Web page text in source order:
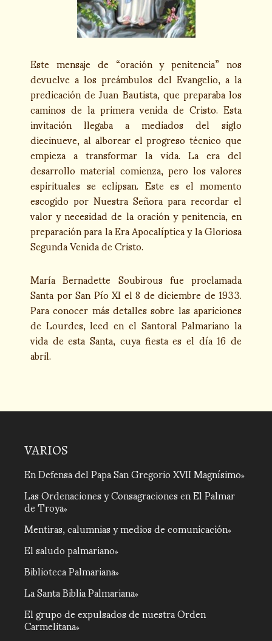
Este mensaje de “oración y penitencia” nos
devuelve a los preámbulos del Evangelio, a la
predicación de Juan Bautista, que preparaba los
caminos de la primera venida de Cristo. Esta
invitación llegaba a mediados del siglo
diecinueve, al alborear el progreso técnico que
empieza a transformar la vida. La era del
desarrollo material comienza, pero los valores
espirituales se eclipsan. Este es el momento
escogido por Nuestra Señora para recordar el
valor y necesidad de la oración y penitencia, en
preparación para la Era Apocalíptica y la Gloriosa
Segunda Venida de Cristo.
María Bernadette Soubirous fue proclamada
Santa por San Pío XI el 8 de diciembre de 1933.
Para conocer más detalles sobre las apariciones
de Lourdes, leed en el Santoral Palmariano la
vida de esta Santa, cuya fiesta es el día 16 de
abril.
VARIOS
En Defensa del Papa San Gregorio XVII Magnísimo
Las Ordenaciones y Consagraciones en El Palmar
de Troya
Mentiras, calumnias y medios de comunicación
El saludo palmariano
Biblioteca Palmariana
La Santa Biblia Palmariana
El grupo de expulsados de nuestra Orden
Carmelitana